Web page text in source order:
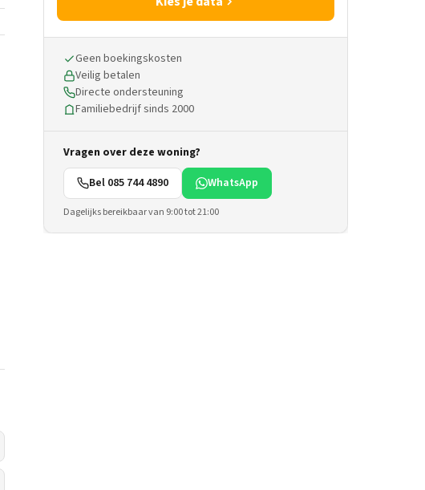
Geen boekingskosten
Veilig betalen
Directe ondersteuning
Familiebedrijf sinds 2000
Vragen over deze woning?
Bel 085 744 4890
WhatsApp
Dagelijks bereikbaar van 9:00 tot 21:00